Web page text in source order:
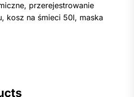
przerejestrowanie
kosz na śmieci 50l, maska